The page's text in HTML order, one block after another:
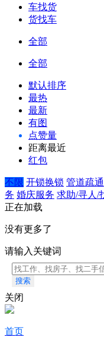
车找货
货找车
全部
全部
默认排序
最热
最新
有图
点赞量
距离最近
红包
不限 开锁换锁 管道疏通
务 婚庆服务 求助/寻人/
正在加载
没有更多了
请输入关键词
搜索
关闭
首页